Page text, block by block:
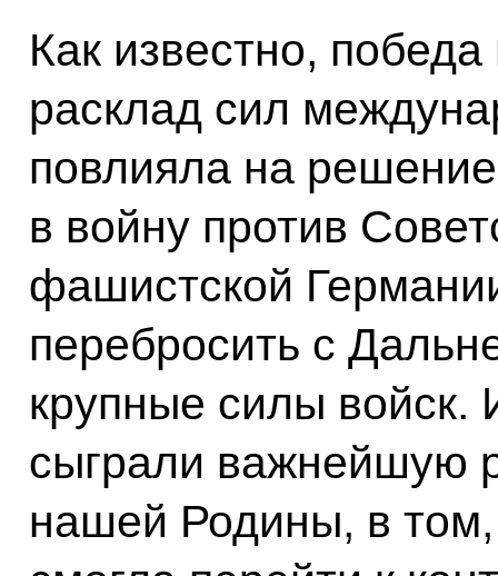
Как известно,
расклад сил
повлияла на
в войну против
фашистской
перебросить с
крупные силы войск.
сыграли важнейшую
нашей Родины, в